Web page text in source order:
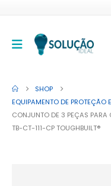
SHOP
EQUIPAMENTO DE PROTEÇÃO
CONJUNTO DE 3 PEÇAS PARA
TB-CT-111-CP TOUGHBUILT®